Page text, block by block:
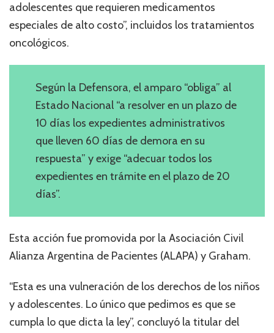
adolescentes que requieren medicamentos
especiales de alto costo”, incluidos los tratamientos
oncológicos.
Según la Defensora, el amparo “obliga” al
Estado Nacional “a resolver en un plazo de
10 días los expedientes administrativos
que lleven 60 días de demora en su
respuesta” y exige “adecuar todos los
expedientes en trámite en el plazo de 20
días”.
Esta acción fue promovida por la Asociación Civil
Alianza Argentina de Pacientes (ALAPA) y Graham.
“Esta es una vulneración de los derechos de los niños
y adolescentes. Lo único que pedimos es que se
cumpla lo que dicta la ley”, concluyó la titular del